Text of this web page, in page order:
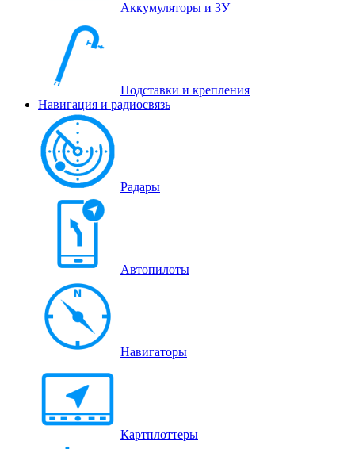
Аккумуляторы и ЗУ
Подставки и крепления
Навигация и радиосвязь
Радары
Автопилоты
Навигаторы
Картплоттеры